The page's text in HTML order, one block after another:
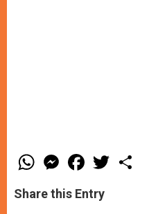
W
h
t
s
M
e
s
e
F
a
e
b
w
Share this Entry